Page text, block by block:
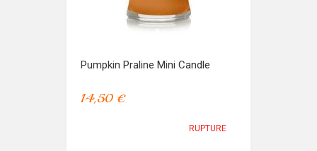
Pumpkin Praline Mini Candle
14,50 €
RUPTURE